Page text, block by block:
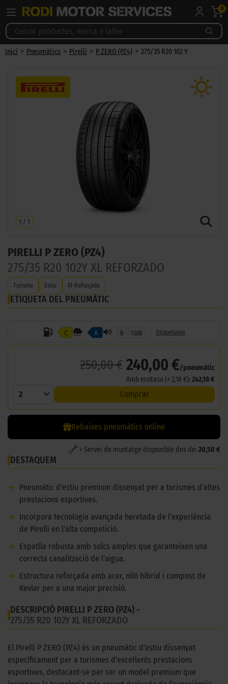
0
Inici > Pneumàtics > Pirelli > P ZERO (PZ4) > 275/35 R20 102 Y
1 / 1
PIRELLI P ZERO (PZ4)
275/35 R20 102Y XL REFORZADO
Turisme Estiu Xl-Reforçada
ETIQUETA DEL PNEUMÀTIC
C A B 73dB Etiquetatge
250,00 € 240,00 €/pneumàtic
Amb ecotasa (+ 2,18 €): 242,18 €
2 Comprar
Rebaixes pneumàtics online
+ Servei de muntatge disponible des de: 20,50 €
DESTAQUEM
➜
Pneumàtic d’estiu premium dissenyat per a turismes d’altes
prestacions esportives.
➜
Incorpora tecnologia avançada heretada de l’experiència
de Pirelli en l’alta competició.
➜
Espatlla robusta amb solcs amples que garanteixen una
correcta canalització de l’aigua.
➜
Estructura reforçada amb acer, niló híbrid i compost de
Kevlar per a una major precisió.
DESCRIPCIÓ PIRELLI P ZERO (PZ4) -
275/35 R20 102Y XL REFORZADO
El Pirelli P ZERO (PZ4) és un pneumàtic d’estiu dissenyat
específicament per a turismes d’excel·lents prestacions
esportives, destacant-se per ser un model premium que